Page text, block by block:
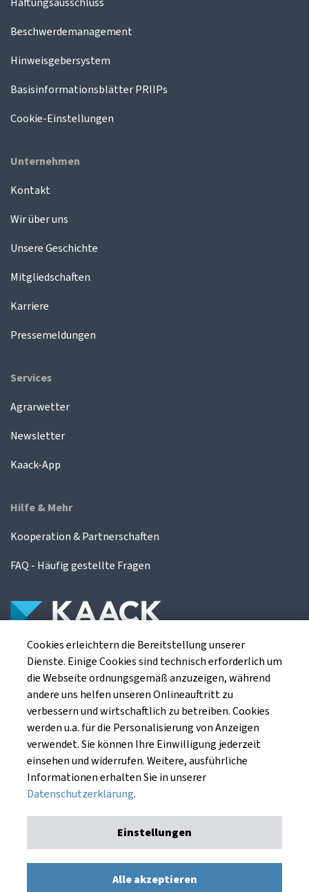
Beschwerdemanagement
Hinweisgebersystem
Basisinformationsblätter PRIIPs
Cookie-Einstellungen
Unternehmen
Kontakt
Wir über uns
Unsere Geschichte
Mitgliedschaften
Karriere
Pressemeldungen
Services
Agrarwetter
Newsletter
Kaack-App
Hilfe & Mehr
Kooperation & Partnerschaften
FAQ - Häufig gestellte Fragen
Die Kaack Terminhandel GmbH ist ein
Finanzdienstleistungsinstitut für die europäischen
Agrarterminbörsen.
Kaack Terminhandel GmbH
Am Markt 8
49661 Cloppenburg
Datenschutzerklärung
Cookies erleichtern die Bereitstellung unserer
Dienste. Einige Cookies sind technisch erforderlich um
die Webseite ordnungsgemäß anzuzeigen, während
andere uns helfen unseren Onlineauftritt zu
verbessern und wirtschaftlich zu betreiben. Cookies
werden u.a. für die Personalisierung von Anzeigen
verwendet. Sie können Ihre Einwilligung jederzeit
einsehen und widerrufen. Weitere, ausführliche
Informationen erhalten Sie in unserer
Datenschutzerklärung.
Einstellungen
Alle akzeptieren